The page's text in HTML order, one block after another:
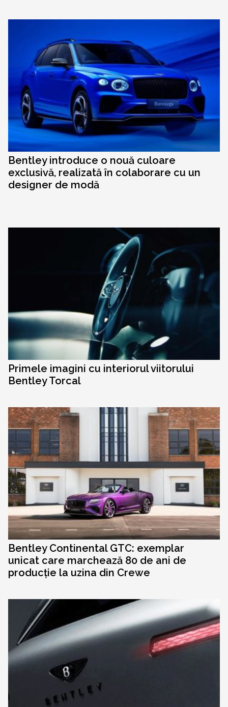
Bentley introduce o nouă culoare
exclusivă, realizată în colaborare cu un
designer de modă
Primele imagini cu interiorul viitorului
Bentley Torcal
Bentley Continental GTC: exemplar
unicat care marchează 80 de ani de
producție la uzina din Crewe